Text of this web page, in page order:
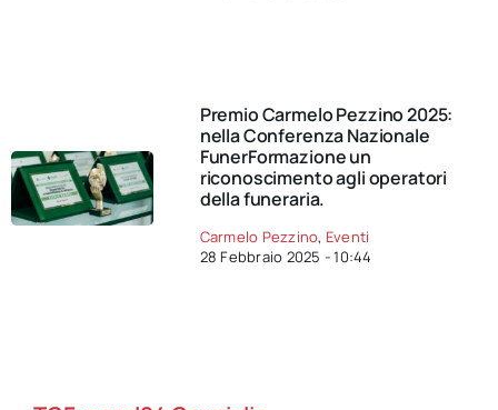
Premio Carmelo Pezzino 2025:
nella Conferenza Nazionale
FunerFormazione un
riconoscimento agli operatori
della funeraria.
Carmelo Pezzino, Eventi
28 Febbraio 2025 - 10:44